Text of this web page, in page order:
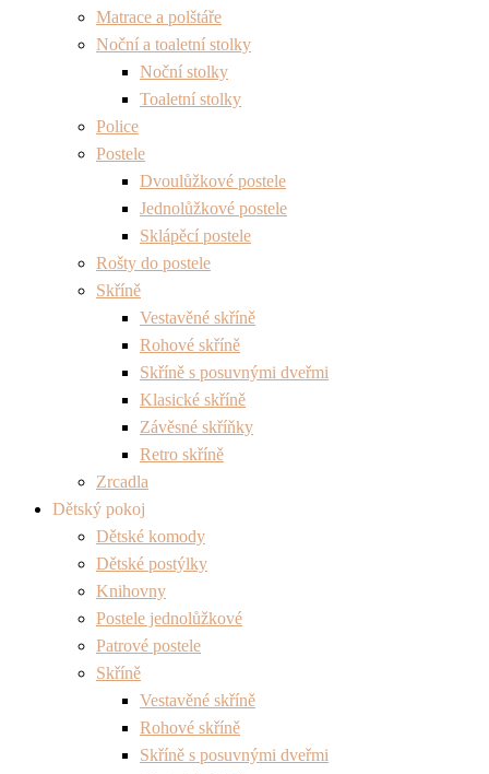
Matrace a polštáře
Noční a toaletní stolky
Noční stolky
Toaletní stolky
Police
Postele
Dvoulůžkové postele
Jednolůžkové postele
Sklápěcí postele
Rošty do postele
Skříně
Vestavěné skříně
Rohové skříně
Skříně s posuvnými dveřmi
Klasické skříně
Závěsné skříňky
Retro skříně
Zrcadla
Dětský pokoj
Dětské komody
Dětské postýlky
Knihovny
Postele jednolůžkové
Patrové postele
Skříně
Vestavěné skříně
Rohové skříně
Skříně s posuvnými dveřmi